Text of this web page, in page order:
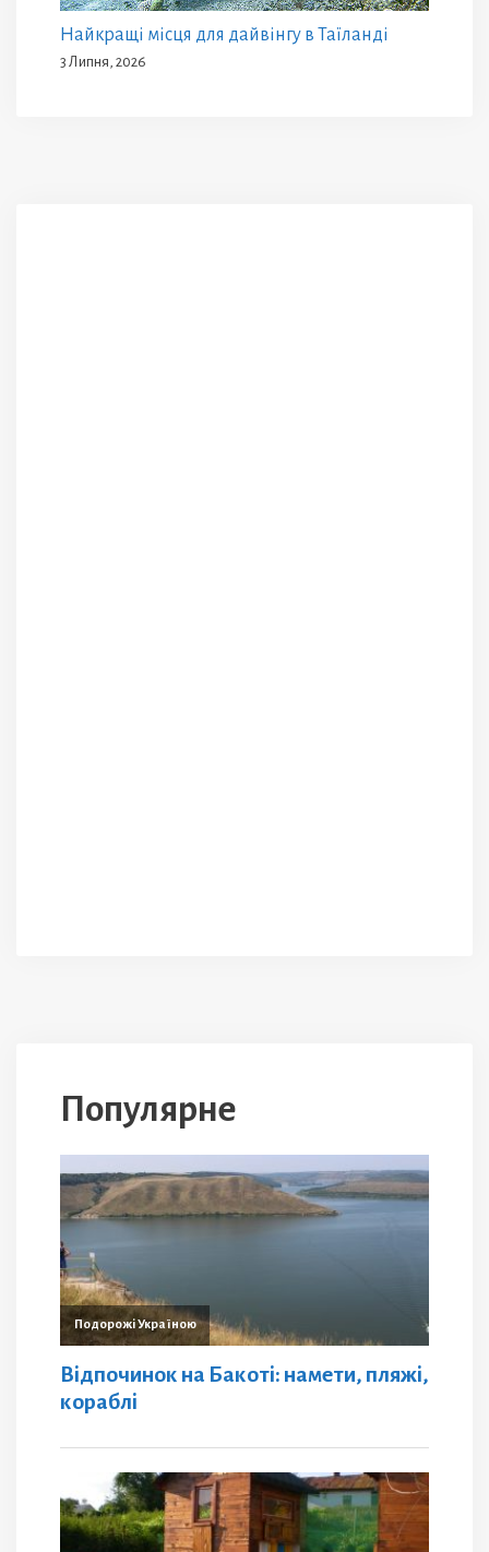
Найкращі місця для дайвінгу в Таїланді
3 Липня, 2026
Популярне